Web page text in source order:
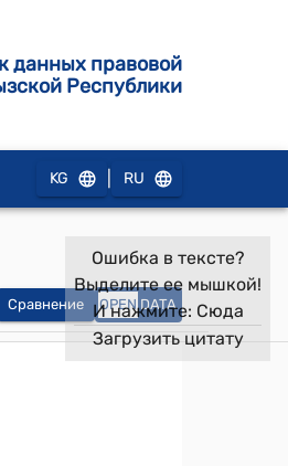
данных правовой
Республики
KG RU
Сравнение OPEN DATA
Ошибка в тексте?
Выделите ее мышкой!
И нажмите: Сюда
Загрузить цитату